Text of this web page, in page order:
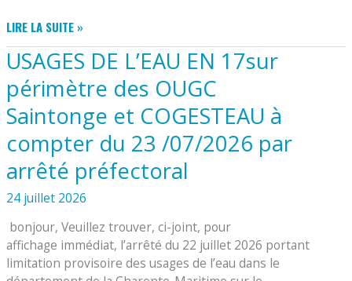
AOÛT
VIGILANCE
–
PÉRIODE
PROPICE
AUX
CHUTES
DE
GRELE
LIRE LA SUITE »
USAGES DE L’EAU EN 17sur
périmètre des OUGC
Saintonge et COGESTEAU à
compter du 23 /07/2026 par
arrêté préfectoral
24 juillet 2026
bonjour, Veuillez trouver, ci-joint, pour
affichage immédiat, l’arrêté du 22 juillet 2026 portant
limitation provisoire des usages de l’eau dans le